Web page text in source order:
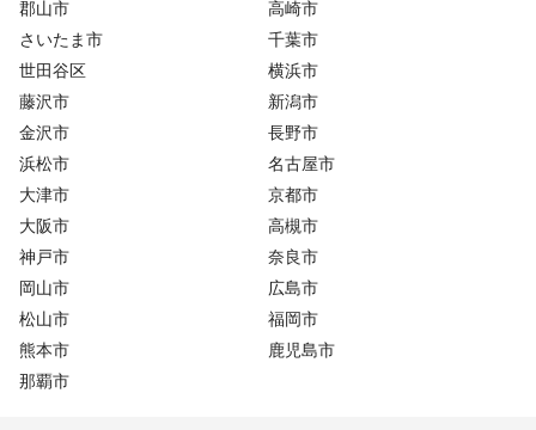
郡山市
高崎市
さいたま市
千葉市
世田谷区
横浜市
藤沢市
新潟市
金沢市
長野市
浜松市
名古屋市
大津市
京都市
大阪市
高槻市
神戸市
奈良市
岡山市
広島市
松山市
福岡市
熊本市
鹿児島市
那覇市